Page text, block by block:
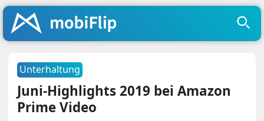
Unterhaltung
Juni-Highlights 2019 bei Amazon
Prime Video